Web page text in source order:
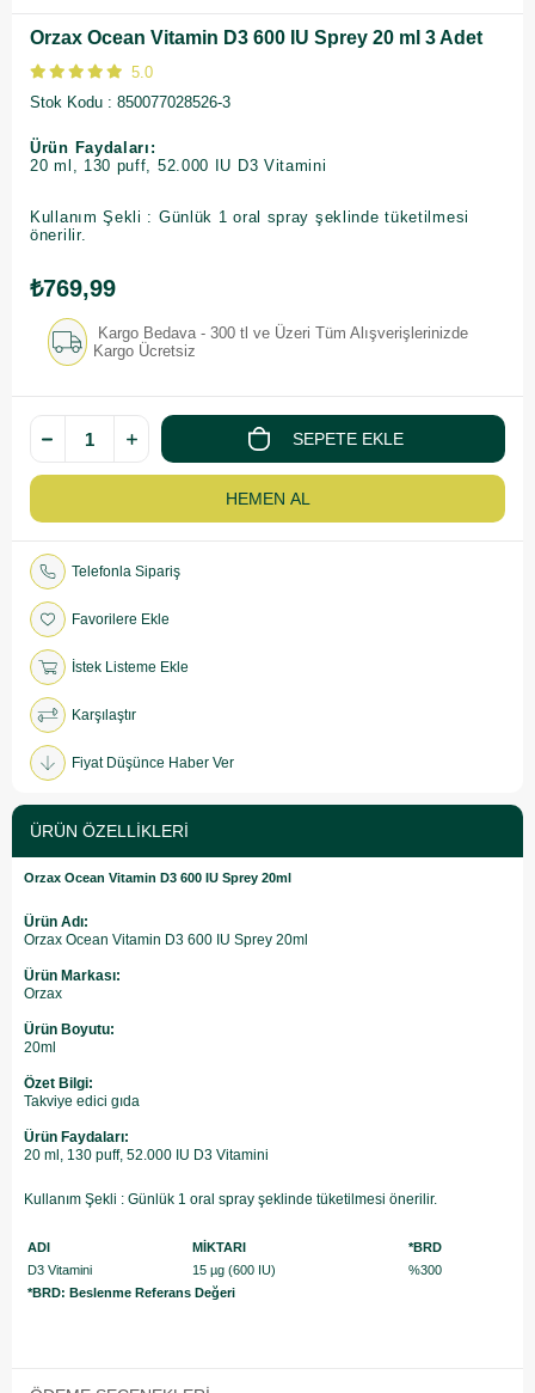
Orzax Ocean Vitamin D3 600 IU Sprey 20 ml 3 Adet
5.0
Stok Kodu
850077028526-3
Ürün Faydaları:
20 ml, 130 puff, 52.000 IU D3 Vitamini
Kullanım Şekli : Günlük 1 oral spray şeklinde tüketilmesi
önerilir.
₺769,99
Kargo Bedava - 300 tl ve Üzeri Tüm Alışverişlerinizde
Kargo Ücretsiz
Telefonla Sipariş
Favorilere Ekle
İstek Listeme Ekle
Karşılaştır
Fiyat Düşünce Haber Ver
ÜRÜN ÖZELLIKLERI
Orzax Ocean Vitamin D3 600 IU Sprey 20ml
Ürün Adı:
Orzax Ocean Vitamin D3 600 IU Sprey 20ml
Ürün Markası:
Orzax
Ürün Boyutu:
20ml
Özet Bilgi:
Takviye edici gıda
Ürün Faydaları:
20 ml, 130 puff, 52.000 IU D3 Vitamini
Kullanım Şekli : Günlük 1 oral spray şeklinde tüketilmesi önerilir.
ADI MİKTARI
*BRD
D3 Vitamini
15 µg (600 IU)
%300
*BRD: Beslenme Referans Değeri